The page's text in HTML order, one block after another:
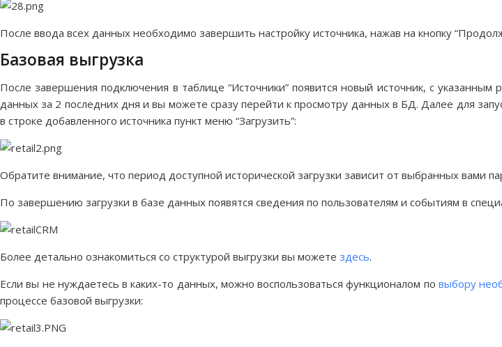
После ввода всех данных необходимо завершить настройку источника, нажав на кнопку
Базовая выгрузка
После завершения подключения в таблице “Источники” появится новый источник, с указанным
данных за 2 последних дня и вы можете сразу перейти к просмотру данных в БД. Далее для
в строке добавленного источника пункт меню “Загрузить”:
Обратите внимание, что период доступной исторической загрузки зависит от выбранных вами
По завершению загрузки в базе данных появятся сведения по пользователям и событиям в
Более детально ознакомиться со структурой выгрузки вы можете здесь.
Если вы не нуждаетесь в каких-то данных, можно воспользоваться функционалом по выбору
процессе базовой выгрузки: